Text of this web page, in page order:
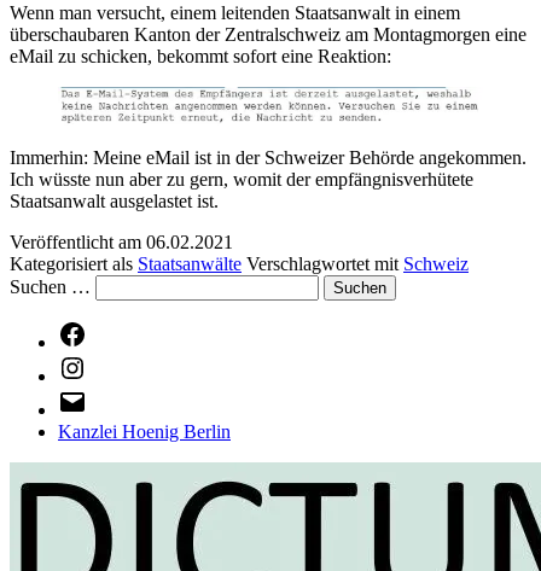
Wenn man versucht, einem leitenden Staatsanwalt in einem
überschaubaren Kanton der Zentralschweiz am Montagmorgen eine
eMail zu schicken, bekommt sofort eine Reaktion:
Immerhin: Meine eMail ist in der Schweizer Behörde angekommen.
Ich wüsste nun aber zu gern, womit der empfängnisverhütete
Staatsanwalt ausgelastet ist.
Veröffentlicht am 06.02.2021
Kategorisiert als Staatsanwälte Verschlagwortet mit Schweiz
Suchen …
Kanzlei Hoenig Berlin